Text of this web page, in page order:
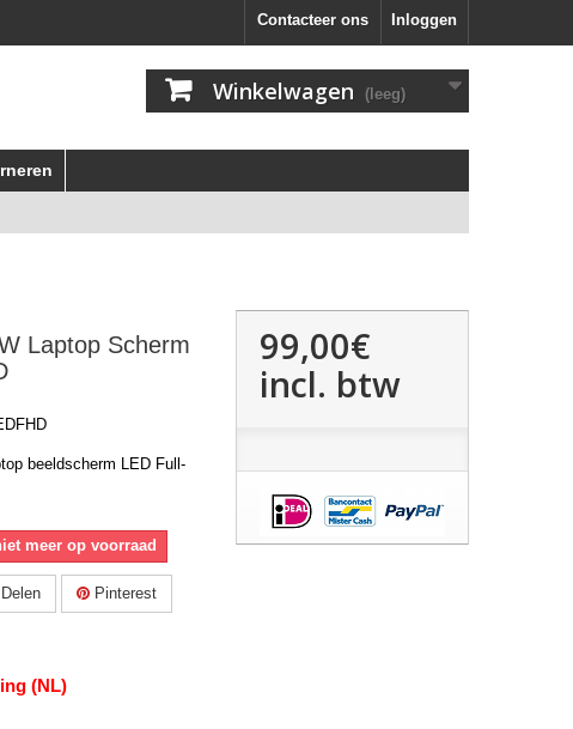
Inloggen
Contacteer ons
Winkelwagen (leeg)
Laptop Scherm
beeldscherm LED Full-
meer op voorraad
Pinterest
(NL)
99,00€
incl. btw